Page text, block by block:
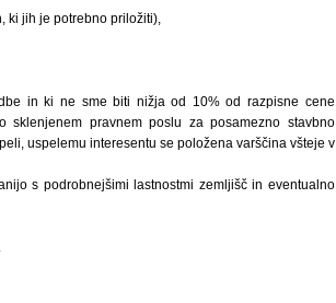
ki jih je potrebno priložiti),
in ki ne sme biti nižja od 10% od razpisne cene
pravnem poslu za posamezno stavbno
uspelemu interesentu se položena varščina všteje v
s podrobnejšimi lastnostmi zemljišč in eventualno